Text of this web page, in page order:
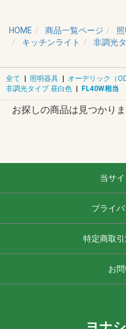
HOME 商品一覧ページ
キッチンライト
非調光
全て | 照明器具 | オーデリック（
非調光タイプ 昼白色 | FL40W相当
お探しの商品は見つかり
当サ
プライ
特定商取
お